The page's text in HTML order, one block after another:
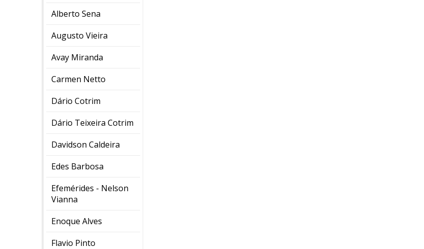
Alberto Sena
Augusto Vieira
Avay Miranda
Carmen Netto
Dário Cotrim
Dário Teixeira Cotrim
Davidson Caldeira
Edes Barbosa
Efemérides - Nelson
Vianna
Enoque Alves
Flavio Pinto